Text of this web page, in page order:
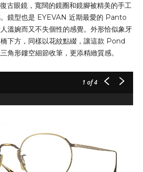
古眼鏡，寬闊的鏡圈和鏡腳被精美的手工
鏡型也是 EYEVAN 近期最愛的 Panto
溫婉而又不失個性的感覺。外形恰似象牙
下方，同樣以花紋點綴，讓這款 Pond
角形鏤空細節收筆，更添精緻質感。
1 of 4